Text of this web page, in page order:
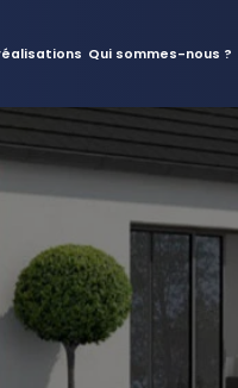
Qui sommes-nous ?